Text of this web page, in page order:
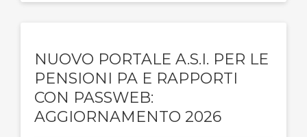
NUOVO PORTALE A.S.I. PER LE
PENSIONI PA E RAPPORTI
CON PASSWEB:
AGGIORNAMENTO 2026